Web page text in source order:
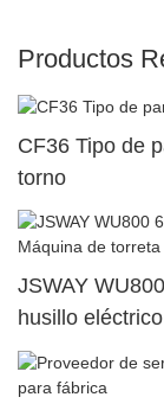
Productos
CF36 Tipo de
torno
JSWAY
husillo
superior dual29